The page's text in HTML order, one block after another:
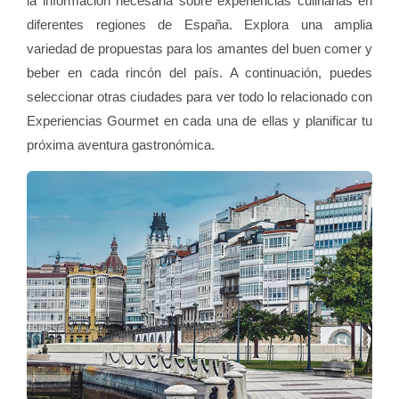
diferentes regiones de España. Explora una amplia
variedad de propuestas para los amantes del buen comer y
beber en cada rincón del país. A continuación, puedes
seleccionar otras ciudades para ver todo lo relacionado con
Experiencias Gourmet en cada una de ellas y planificar tu
próxima aventura gastronómica.